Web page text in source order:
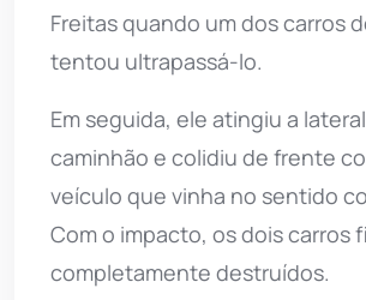
Freitas quando um dos carros
tentou ultrapassá-lo.
Em seguida, ele atingiu a
caminhão e colidiu de frente
veículo que vinha no sentido
Com o impacto, os dois carros
completamente destruídos.